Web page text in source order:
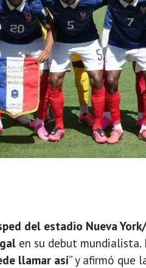
del estadio Nueva
en su debut
llamar así” y afirmó que